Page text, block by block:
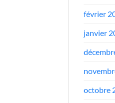
février
janvier
octobre